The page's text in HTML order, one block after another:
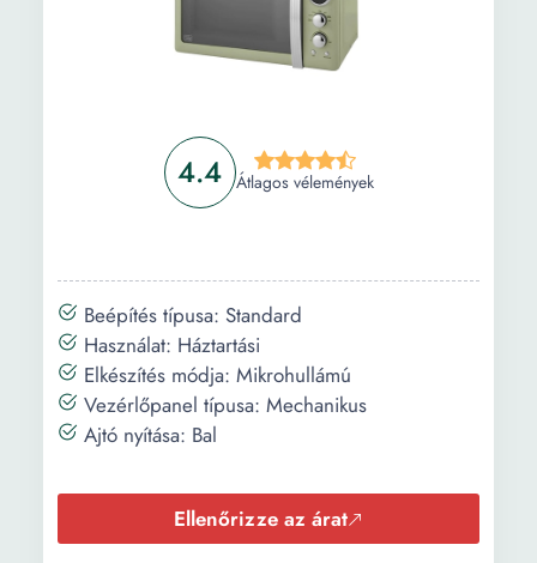
4.4 Átlagos vélemények
Beépítés típusa: Standard
Használat: Háztartási
Elkészítés módja: Mikrohullámú
Vezérlőpanel típusa: Mechanikus
Ajtó nyítása: Bal
Ellenőrizze az árat